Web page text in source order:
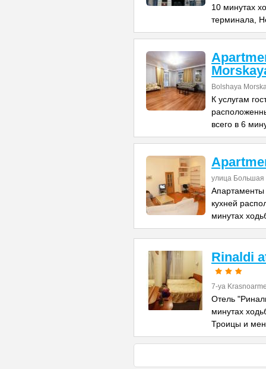
10 минутах
терминала,
Bolshaya
К услугам
всего в 6
улица Большая
кухней
минутах
Rinaldi
7-ya
Отель
минутах
Троицы и